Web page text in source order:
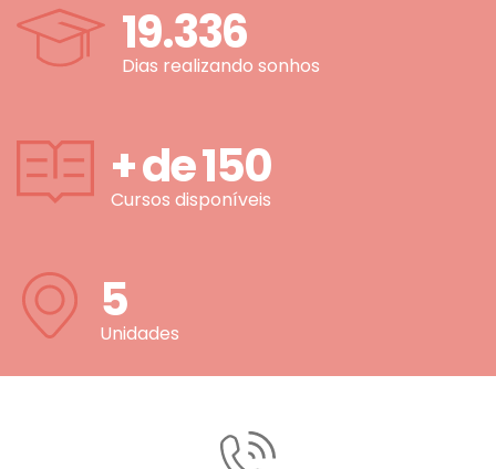
19.336
Dias realizando sonhos
+ de150
Cursos disponíveis
5
Unidades